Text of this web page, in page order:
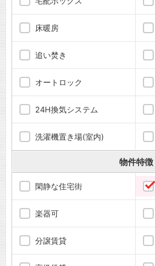
床暖房
追い焚き
オートロック
24H換気システム
洗濯機置き場(室内)
物件特徴
閑静な住宅街
楽器可
分譲賃貸